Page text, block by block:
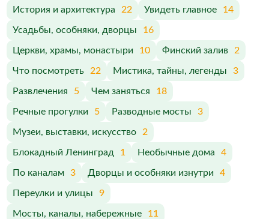
История и архитектура 22 Увидеть главное 14
Усадьбы, особняки, дворцы 16
Церкви, храмы, монастыри 10 Финский залив 2
Что посмотреть 22 Мистика, тайны, легенды 3
Развлечения 5 Чем заняться 18
Речные прогулки 5 Разводные мосты 3
Музеи, выставки, искусство 2
Блокадный Ленинград 1 Необычные дома 4
По каналам 3 Дворцы и особняки изнутри 4
Переулки и улицы 9
Мосты, каналы, набережные 11